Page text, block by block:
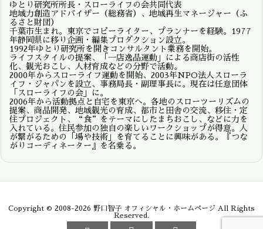
ゆとり研究所所長・スローライフの会共同代表
地域力創造アドバイザー（総務省）、地域再生マネージャー（ふ
るさと財団）
千葉市生まれ。東京でコピーライター、プランナーを経験。1977
年静岡県に移り企画・編集プロダクション設立。
1992年ゆとり研究所を開きコンサルタント業務を開始。
ライフスタイルの提案、「一店逸品運動」による商店街の活性
化、観光おこし、人材育成などの分野で活動。
2000年からスローライフ運動を開始、2003年NPO法人スローラ
イフ・ジャパンを設立、事務局長・副理事長に。現在は任意団体
「スローライフの会」に。
2006年から活動拠点と自宅を東京へ。各地のスローツーリズムの
提案、商品開発、地域観光の育成、都市と田舎の交流、移住・定
住プロジェクト、“食”をテーマにしたまちおこし、などに力を
入れている。住民参加の独自の楽しいワークショップが得意。人
が繋がるための「場や技術」を育てることに興味がある。『つな
がりコーディネーター』を名乗る。
Copyright © 2008-2026 野口智子 オフィシャル・ホームページ All Rights
Reserved.